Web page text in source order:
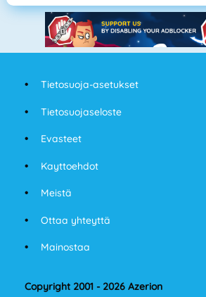
Tietosuoja-asetukset
Tietosuojaseloste
Evasteet
Kayttoehdot
Meistä
Ottaa yhteyttä
Mainostaa
Copyright 2001 - 2026 Azerion